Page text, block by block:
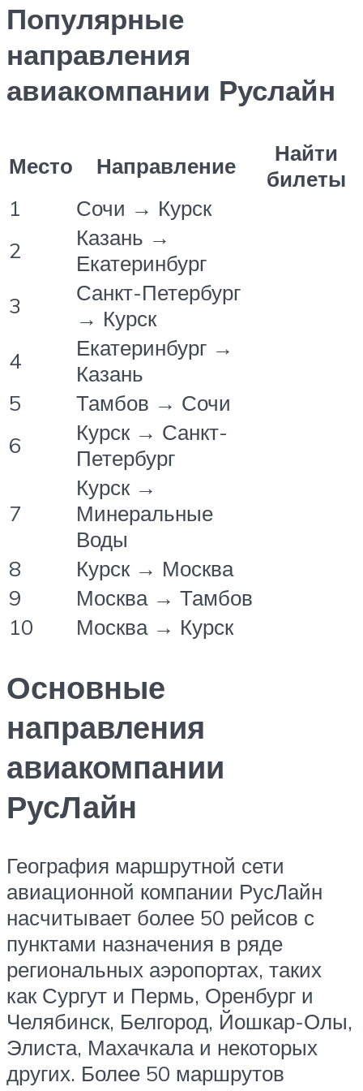
Популярные
направления
авиакомпании Руслайн
Место Направление
Найти
билеты
1
Сочи → Курск
2
Казань →
Екатеринбург
3
Санкт-Петербург
→ Курск
4
Екатеринбург →
Казань
5
Тамбов → Сочи
6
Курск → Санкт-
Петербург
7
Курск →
Минеральные
Воды
8
Курск → Москва
9
Москва → Тамбов
10
Москва → Курск
Основные
направления
авиакомпании
РусЛайн
География маршрутной сети
авиационной компании РусЛайн
насчитывает более 50 рейсов с
пунктами назначения в ряде
региональных аэропортах, таких
как Сургут и Пермь, Оренбург и
Челябинск, Белгород, Йошкар-Олы,
Элиста, Махачкала и некоторых
других. Более 50 маршрутов